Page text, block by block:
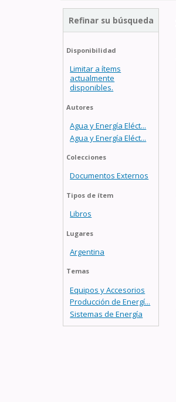
Refinar su búsqueda
Disponibilidad
Limitar a ítems
actualmente
disponibles.
Autores
Agua y Energía Eléct...
Agua y Energía Eléct...
Colecciones
Documentos Externos
Tipos de ítem
Libros
Lugares
Argentina
Temas
Equipos y Accesorios
Producción de Energí...
Sistemas de Energía